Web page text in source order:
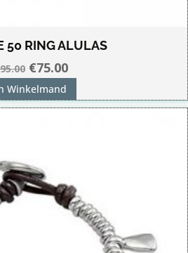
50 RING ALULAS
95.00 Oorspronkelijke
prijs
was:
€75.00Huidige
is:
Winkelmand